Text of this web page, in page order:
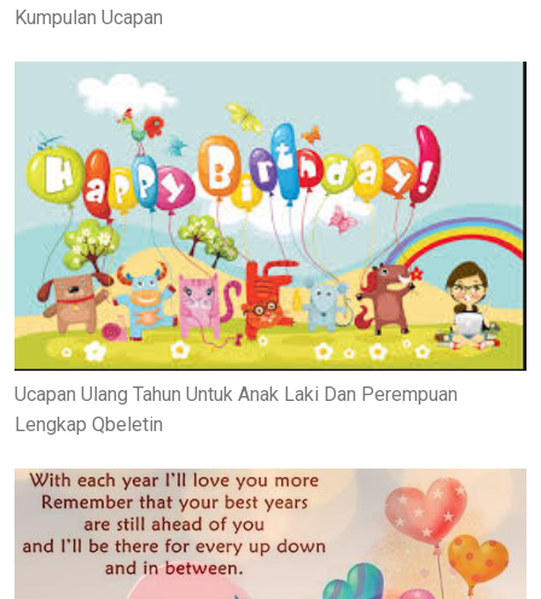
Kumpulan Ucapan
Ucapan Ulang Tahun Untuk Anak Laki Dan Perempuan
Lengkap Qbeletin